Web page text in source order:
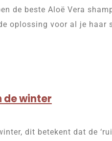
de beste Aloë Vera
oplossing voor al je haar
de winter
dit betekent dat de